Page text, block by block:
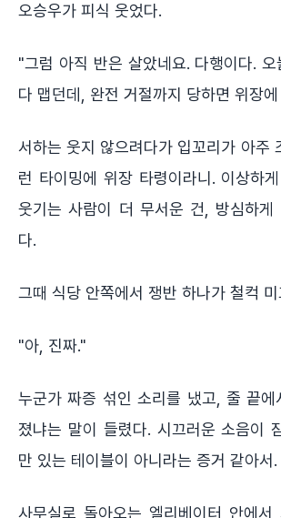
오승우가 피식 웃었다.
"그럼 아직 반은 살았네요. 다행이다.
다 맵던데, 완전 거절까지 당하면 위장
서하는 웃지 않으려다가 입꼬리가 아주
런 타이밍에 위장 타령이라니. 이상하
웃기는 사람이 더 무서운 건, 방심하게
다.
그때 식당 안쪽에서 쟁반 하나가 철컥
"아, 진짜."
누군가 짜증 섞인 소리를 냈고, 줄 끝에
졌냐는 말이 들렸다. 시끄러운 소음이
만 있는 테이블이 아니라는 증거 같아서.
사무실로 돌아오는 엘리베이터 안에서